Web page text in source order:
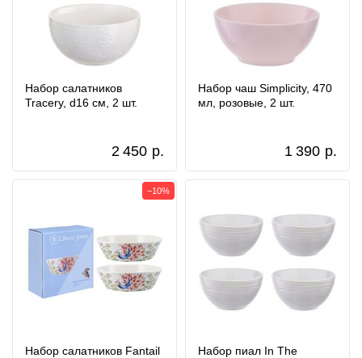
Набор салатников
Tracery, d16 см, 2 шт.
2 450 р.
Набор чаш Simplicity, 470
мл, розовые, 2 шт.
1 390 р.
Набор салатников Fantail
−10%
Набор пиал In The